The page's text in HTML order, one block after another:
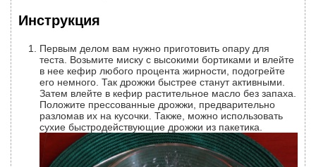
Инструкция
Первым делом вам нужно приготовить опару для
теста. Возьмите миску с высокими бортиками и влейте
в нее кефир любого процента жирности, подогрейте
его немного. Так дрожжи быстрее станут активными.
Затем влейте в кефир растительное масло без запаха.
Положите прессованные дрожжи, предварительно
разломав их на кусочки. Также, можно использовать
сухие быстродействующие дрожжи из пакетика.